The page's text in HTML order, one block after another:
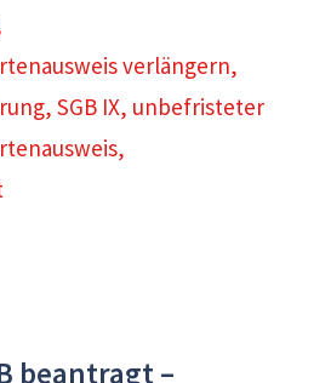
verlängern,
, SGB IX, unbefristeter
,
beantragt –